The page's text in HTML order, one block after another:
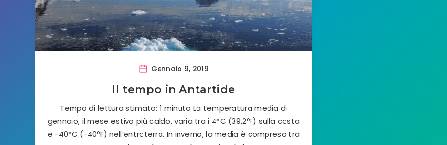
Gennaio 9, 2019
Il tempo in Antartide
Tempo di lettura stimato: 1 minuto La temperatura media di
gennaio, il mese estivo più caldo, varia tra i 4°C (39,2ºF) sulla costa
e -40°C (-40ºF) nell’entroterra. In inverno, la media è compresa tra